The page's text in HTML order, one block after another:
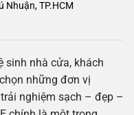
Nhuận, TP.HCM
sinh nhà cửa, khách
những đơn vị
nghiệm sạch – đẹp –